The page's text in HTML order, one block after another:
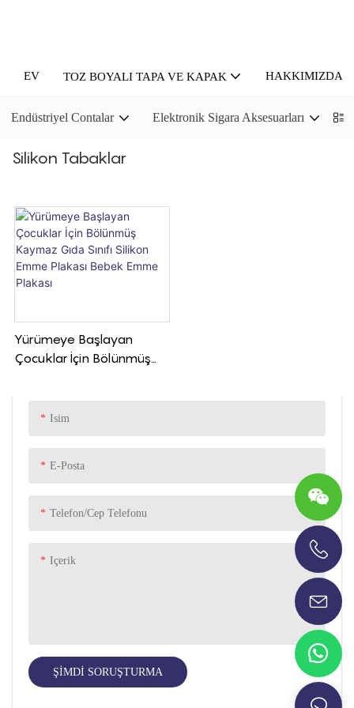
EV TOZ BOYALI TAPA VE KAPAK HAKKIMIZDA
Endüstriyel Contalar Elektronik Sigara Aksesuarları
Silikon Tabaklar
Isim
E-Posta
Telefon/Cep Telefonu
Içerik
ŞIMDI SORUŞTURMA
Yürümeye Başlayan
Çocuklar İçin Bölünmüş
Emme Plakası